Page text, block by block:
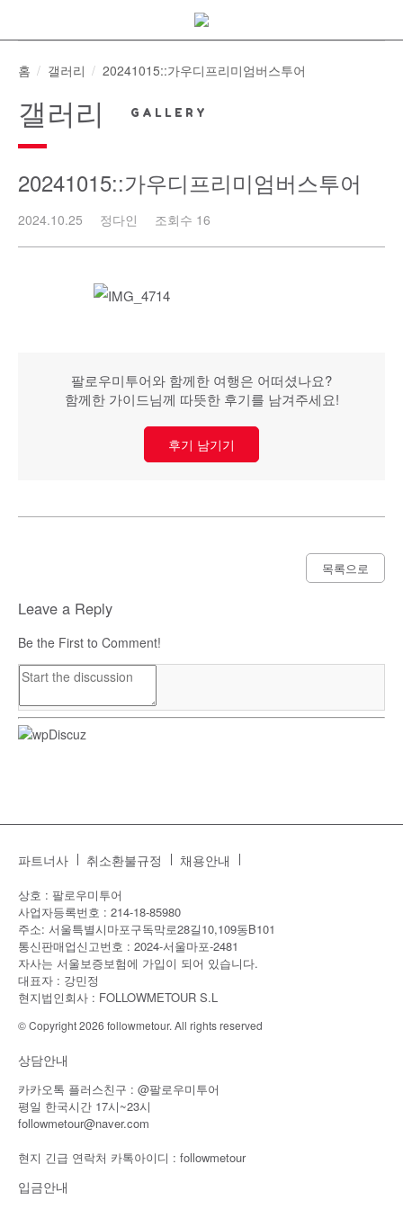
content
홈
갤러리 20241015::가우디프리미엄버스투어
갤러리
20241015::가우디프리미엄버스투어
2024.10.25 정다인 조회수 16
팔로우미투어와 함께한 여행은 어떠셨나요?
함께한 가이드님께 따뜻한 후기를 남겨주세요!
후기 남기기
목록으로
Leave a Reply
Be the First to Comment!
파트너사 취소환불규정 채용안내
상호 : 팔로우미투어
사업자등록번호 : 214-18-85980
주소: 서울특별시마포구독막로28길10,109동B101
통신판매업신고번호 : 2024-서울마포-2481
자사는 서울보증보험에 가입이 되어 있습니다.
대표자 : 강민정
현지법인회사 : FOLLOWMETOUR S.L
© Copyright 2026 followmetour. All rights reserved
상담안내
카카오톡 플러스친구 : @팔로우미투어
평일 한국시간 17시~23시
followmetour@naver.com
현지 긴급 연락처 카톡아이디 : followmetour
입금안내